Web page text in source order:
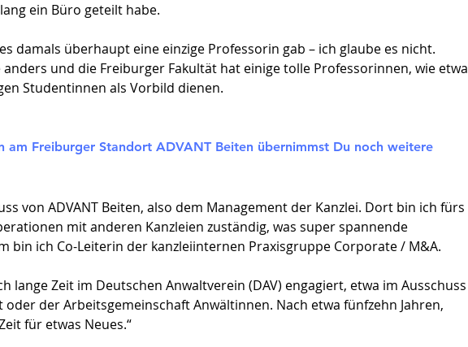
ein Büro geteilt habe.
damals überhaupt eine einzige Professorin gab – ich glaube es nicht.
und die Freiburger Fakultät hat einige tolle Professorinnen, wie etwa
Studentinnen als Vorbild dienen.
am Freiburger Standort ADVANT Beiten übernimmst Du noch weitere
von ADVANT Beiten, also dem Management der Kanzlei. Dort bin ich fürs
mit anderen Kanzleien zuständig, was super spannende
bin ich Co-Leiterin der kanzleiinternen Praxisgruppe Corporate / M&A.
lange Zeit im Deutschen Anwaltverein (DAV) engagiert, etwa im Ausschuss
der Arbeitsgemeinschaft Anwältinnen. Nach etwa fünfzehn Jahren,
für etwas Neues.“